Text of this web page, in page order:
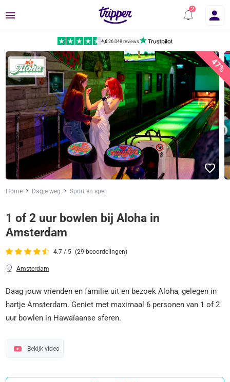
Menu
4,6|26.048 reviews
47%
Home Dagje weg Sport en spel
1 of 2 uur bowlen bij Aloha in
Amsterdam
4.7 / 5 (29 beoordelingen)
Amsterdam
Daag jouw vrienden en familie uit en bezoek Aloha, gelegen in
hartje Amsterdam. Geniet met maximaal 6 personen van 1 of 2
uur bowlen in Hawaïaanse sferen.
Bekijk video